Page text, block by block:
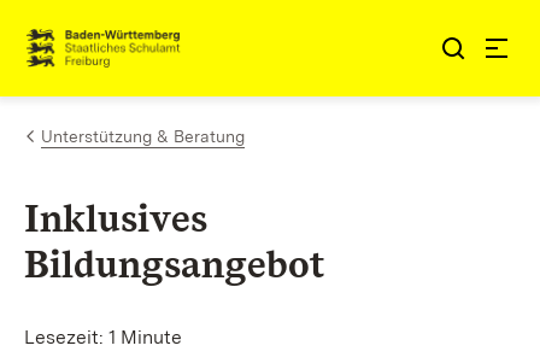
Zum Inhalt springen
Link zur Startseite
Unterstützung & Beratung
Inklusives
Bildungsangebot
Lesezeit: 1 Minute